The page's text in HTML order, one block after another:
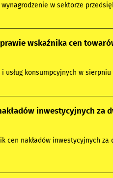
w sektorze
wskaźnika cen
usług konsumpcyjnych w sierpniu
inwestycyjnych za
cen nakładów inwestycyjnych